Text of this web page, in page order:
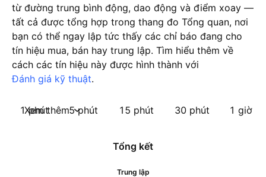
từ đường trung bình động, dao động và điểm xoay —
tất cả được tổng hợp trong thang đo Tổng quan, nơi
bạn có thể ngay lập tức thấy các chỉ báo đang cho
tín hiệu mua, bán hay trung lập. Tìm hiểu thêm về
cách các tín hiệu này được hình thành với
Đánh giá kỹ thuật.
1 phút 5 phút 15 phút 30 phút 1 giờ
Xem thêm
Tổng kết
Trung lập